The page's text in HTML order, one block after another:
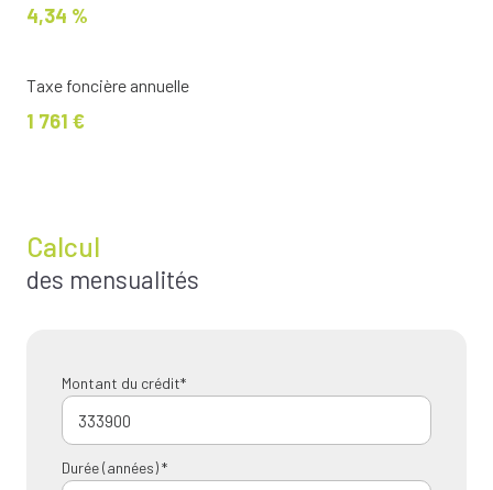
4,34 %
Taxe foncière annuelle
1 761 €
Calcul
des mensualités
Montant du crédit*
Durée (années) *